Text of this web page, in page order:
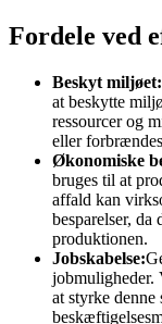
Fordele ved
Beskyt miljøet:
at beskytte
ressourcer og
eller
Økonomiske
bruges til at
affald kan
besparelser,
produktionen.
Jobskabelse:
jobmuligheder.
at styrke denne